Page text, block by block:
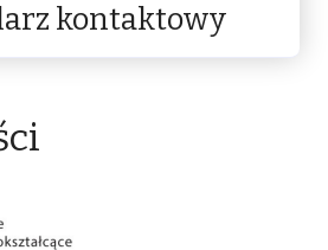
kontaktowy